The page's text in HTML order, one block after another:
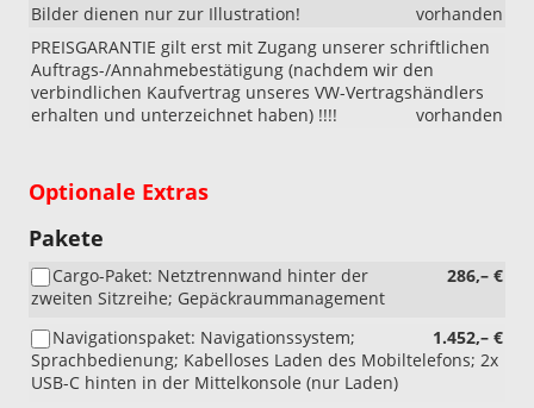
Bilder dienen nur zur Illustration!
vorhanden
PREISGARANTIE gilt erst mit Zugang unserer schriftlichen
Auftrags-/Annahmebestätigung (nachdem wir den
verbindlichen Kaufvertrag unseres VW-Vertragshändlers
erhalten und unterzeichnet haben) !!!!
vorhanden
Optionale Extras
Pakete
286,– €
Cargo-Paket: Netztrennwand hinter der
zweiten Sitzreihe; Gepäckraummanagement
1.452,– €
Navigationspaket: Navigationssystem;
Sprachbedienung; Kabelloses Laden des Mobiltelefons; 2x
USB-C hinten in der Mittelkonsole (nur Laden)